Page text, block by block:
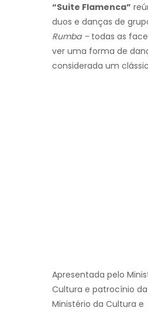
“Suite Flamenca”
duos e danças de
Rumba – todas as
ver uma forma de
considerada um
Apresentada pelo
Cultura e patrocínio da
Ministério da Cultura e